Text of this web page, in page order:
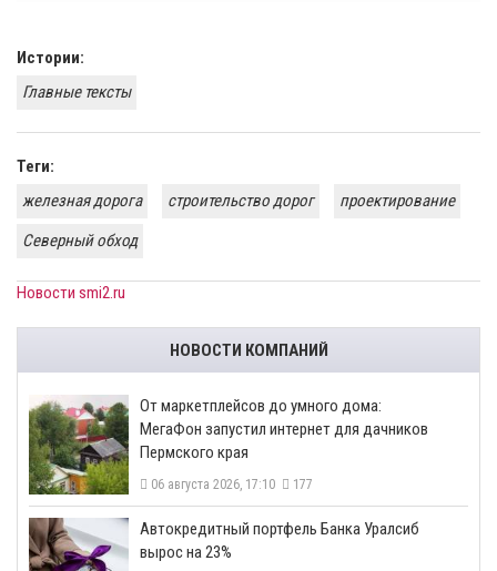
Истории:
Главные тексты
Теги:
железная дорога
строительство дорог
проектирование
Северный обход
Новости smi2.ru
НОВОСТИ КОМПАНИЙ
От маркетплейсов до умного дома:
МегаФон запустил интернет для дачников
Пермского края
06 августа 2026, 17:10 177
​Автокредитный портфель Банка Уралсиб
вырос на 23%